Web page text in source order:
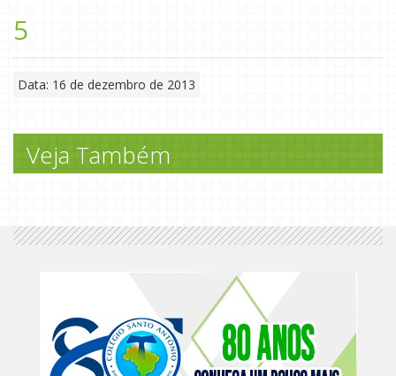
5
Data: 16 de dezembro de 2013
Veja Também